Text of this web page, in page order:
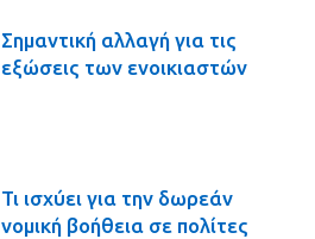
Σημαντική αλλαγή για τις
εξώσεις των ενοικιαστών
Τι ισχύει για την δωρεάν
νομική βοήθεια σε πολίτες